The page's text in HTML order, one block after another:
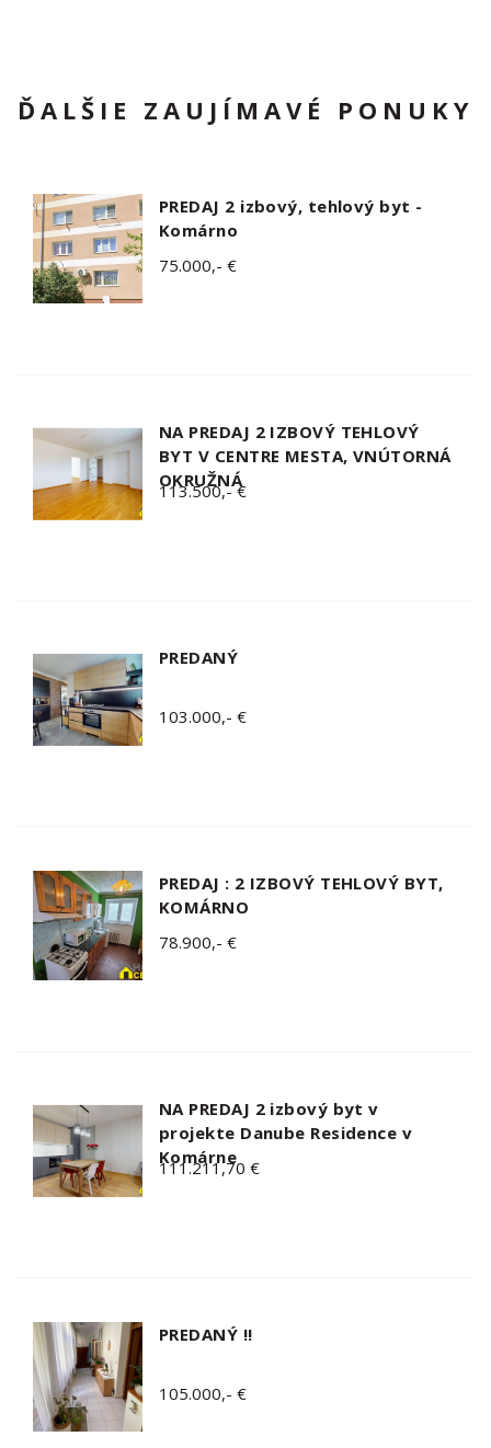
ĎALŠIE ZAUJÍMAVÉ PONUKY
PREDAJ 2 izbový, tehlový byt -
Komárno
75.000,- €
NA PREDAJ 2 IZBOVÝ TEHLOVÝ
BYT V CENTRE MESTA, VNÚTORNÁ
OKRUŽNÁ
113.500,- €
PREDANÝ
103.000,- €
PREDAJ : 2 IZBOVÝ TEHLOVÝ BYT,
KOMÁRNO
78.900,- €
NA PREDAJ 2 izbový byt v
projekte Danube Residence v
Komárne
111.211,70 €
PREDANÝ !!
105.000,- €